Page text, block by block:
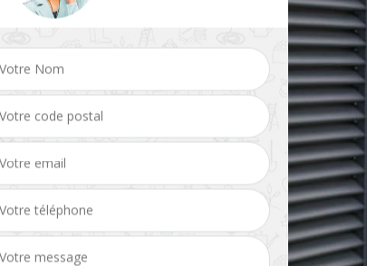
Pose et changement de Pose de grillage 37